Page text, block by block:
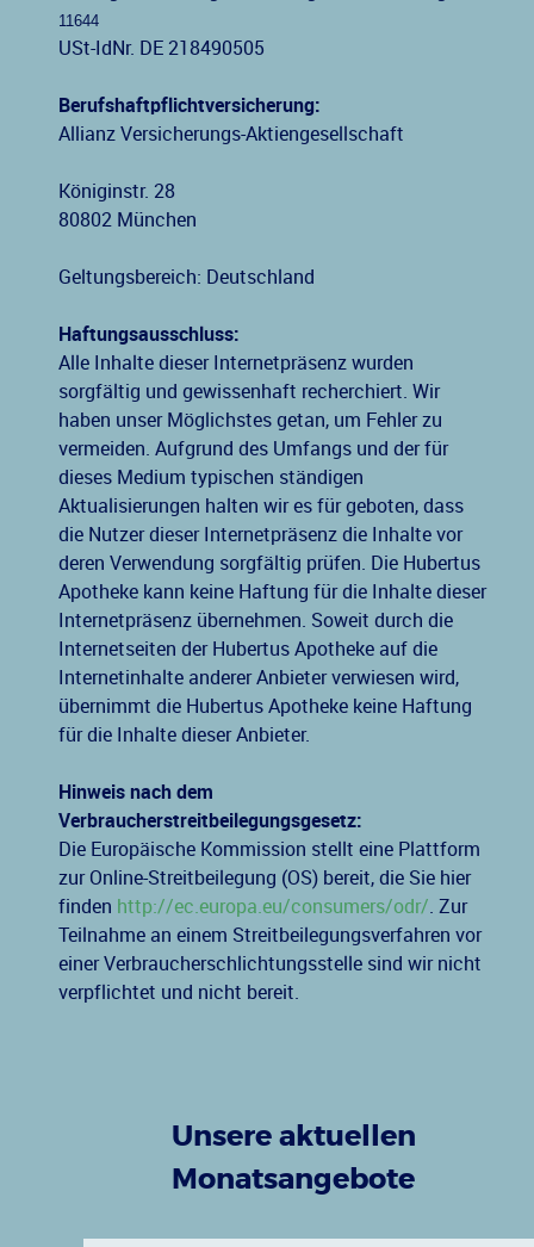
11644
USt-IdNr. DE 218490505
Berufshaftpflichtversicherung:
Allianz Versicherungs-Aktiengesellschaft
Königinstr. 28
80802 München
Geltungsbereich: Deutschland
Haftungsausschluss:
Alle Inhalte dieser Internetpräsenz wurden
sorgfältig und gewissenhaft recherchiert. Wir
haben unser Möglichstes getan, um Fehler zu
vermeiden. Aufgrund des Umfangs und der für
dieses Medium typischen ständigen
Aktualisierungen halten wir es für geboten, dass
die Nutzer dieser Internetpräsenz die Inhalte vor
deren Verwendung sorgfältig prüfen. Die Hubertus
Apotheke kann keine Haftung für die Inhalte dieser
Internetpräsenz übernehmen. Soweit durch die
Internetseiten der Hubertus Apotheke auf die
Internetinhalte anderer Anbieter verwiesen wird,
übernimmt die Hubertus Apotheke keine Haftung
für die Inhalte dieser Anbieter.
Hinweis nach dem
Verbraucherstreitbeilegungsgesetz:
Die Europäische Kommission stellt eine Plattform
zur Online-Streitbeilegung (OS) bereit, die Sie hier
finden http://ec.europa.eu/consumers/odr/. Zur
Teilnahme an einem Streitbeilegungsverfahren vor
einer Verbraucherschlichtungsstelle sind wir nicht
verpflichtet und nicht bereit.
Unsere aktuellen
Monatsangebote